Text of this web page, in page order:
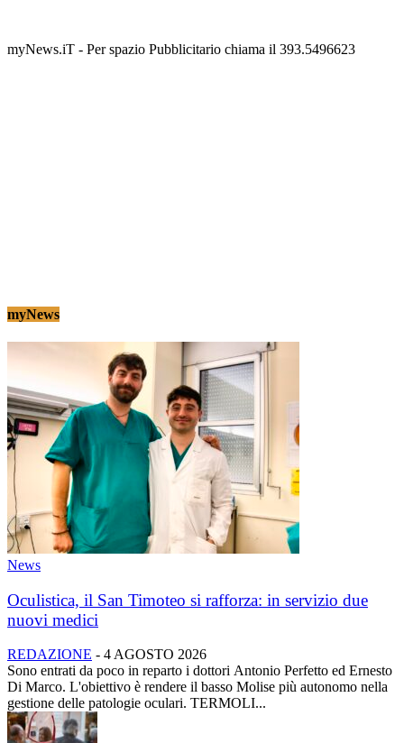
myNews.iT - Per spazio Pubblicitario chiama il 393.5496623
myNews
News
Oculistica, il San Timoteo si rafforza: in servizio due
nuovi medici
REDAZIONE - 4 AGOSTO 2026
Sono entrati da poco in reparto i dottori Antonio Perfetto ed Ernesto
Di Marco. L'obiettivo è rendere il basso Molise più autonomo nella
gestione delle patologie oculari. TERMOLI...